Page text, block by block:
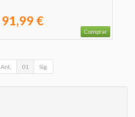
91,99 €
Comprar
Ant. 01 Sig.